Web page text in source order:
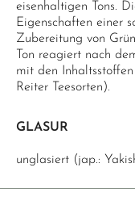
eisenhaltigen Tons.
Eigenschaften einer
Zubereitung von
Ton reagiert nach
mit den Inhaltsstoffen
Reiter Teesorten).
GLASUR
unglasiert (jap.: